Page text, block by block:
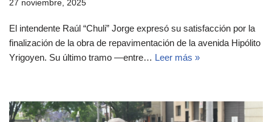
27 noviembre, 2025
El intendente Raúl “Chuli” Jorge expresó su satisfacción por la
finalización de la obra de repavimentación de la avenida Hipólito
Yrigoyen. Su último tramo —entre… Leer más »